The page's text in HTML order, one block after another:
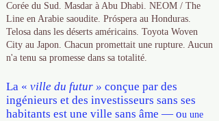
Corée du Sud. Masdar à Abu Dhabi. NEOM / The
Line en Arabie saoudite. Próspera au Honduras.
Telosa dans les déserts américains. Toyota Woven
City au Japon. Chacun promettait une rupture. Aucun
n'a tenu sa promesse dans sa totalité.
La « ville du futur » conçue par des
ingénieurs et des investisseurs sans ses
habitants est une ville sans âme — ou une